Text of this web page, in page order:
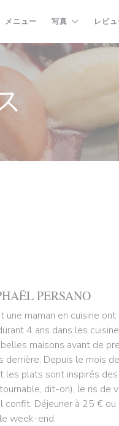
メニュー 写真 レビ
PERSANO
maman en cuisine
4 ans dans les
maisons avant de
derrière. Depuis le mois
les plats sont inspirés
dit-on), le ris de
confit. Déjeuner à 25 €
week-end.